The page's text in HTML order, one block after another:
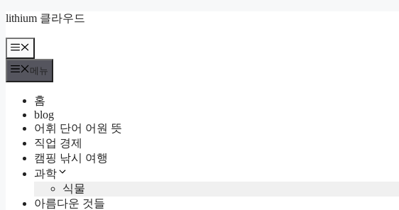
컨
츠
로
lithium 클라우드
메
뉴
메뉴
홈
blog
어휘 단어 어원 뜻
직업 경제
캠핑 낚시 여행
과학
식물
아름다운 것들